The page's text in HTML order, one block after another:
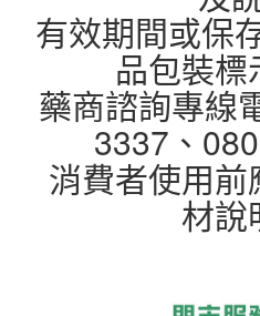
有效期間或保
品包裝
藥商諮詢專線
3337、
消費者使用
材說